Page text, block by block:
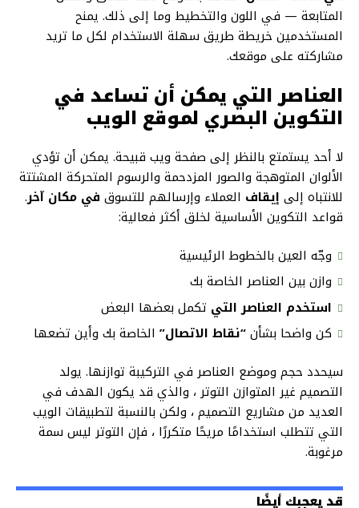
المتابعة — في اللون والتخطيط وما إلى ذلك. يمنح
المستخدمين خريطة طريق سهلة الاستخدام لكل ما تريد
مشاركته على موقعك.
العناصر التي يمكن أن تساعد في
التكوين البصري لموقع الويب
لا أحد يستمتع بالنظر إلى صفحة ويب قبيحة. يمكن أن تؤدي
الألوان المتوهجة والصور المزدحمة والرسوم المتحركة المشتتة
للانتباه إلى إيقاف العملاء وإرسالهم للتسوق في مكان آخر.
قواعد التكوين الأساسية لخلق أكثر فعالية:
وجّه العين بالخطوط الرئيسية
وازن بين العناصر الخاصة بك
استخدم العناصر التي تكمل بعضها البعض
كن واضحا بشأن“نقاط الاتصال” الخاصة بك وأين تضعها
سيحدد حجم وموضع العناصر في التركيبة توازنها. يولد
التصميم غير المتوازن التوتر ، والذي قد يكون الهدف في
العديد من مشاريع التصميم ، ولكن بالنسبة لتطبيقات الويب
التي تتطلب استخدامًا مريحًا متكررًا ، فإن التوتر ليس سمة
مرغوبة.
قد يعجبك أيضًا